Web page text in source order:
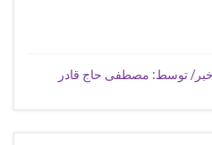
خبر/ توسط: مصطفی حاج قادر